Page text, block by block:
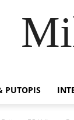
PUTOPIS